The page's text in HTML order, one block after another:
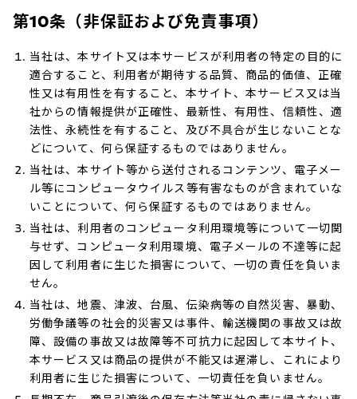
第10条（非保証および免責事項）
当社は、本サイト又は本サービスが利用者の特定の目的に
適合すること、利用者が期待する品質、商品的価値、正確
性又は有用性を有すること、本サイト、本サービス又は当
社からの情報提供が正確性、最新性、有用性、信頼性、適
法性、永続性を有すること、及び不具合が生じないことな
どについて、何ら保証するものではありません。
当社は、本サイト等から送付されるコンテンツ、電子メー
ル等にコンピュータウイルス等有害なものが含まれていな
いことについて、何ら保証するものではありません。
当社は、利用者のコンピュータ利用環境等について一切関
与せず、コンピュータ利用環境、電子メールの不達等に起
因して利用者に生じた損害について、一切の責任を負いま
せん。
当社は、地震、津波、台風、伝染病等の自然災害、暴動、
労働争議等の社会的災害又は事件、輸送機関の事故又は故
障、設備の事故又は故障等不可抗力に起因して本サイト、
本サービス又は商品の提供が不能又は遅滞し、これにより
利用者に生じた損害について、一切責任を負いません。